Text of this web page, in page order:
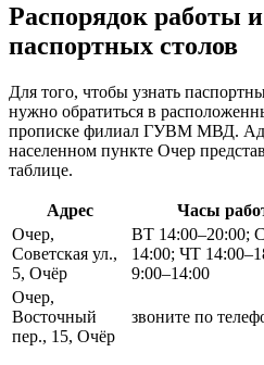
Распорядок работы и
паспортных столов
Для того, чтобы узнать
нужно обратиться в
прописке филиал ГУВМ МВД.
населенном пункте Очер
таблице.
Адрес Часы
Очер,
Советская ул.,
5, Очёр
ВТ 14:00–20:00;
14:00; ЧТ
9:00–14:00
Очер,
Восточный
пер., 15, Очёр
звоните по